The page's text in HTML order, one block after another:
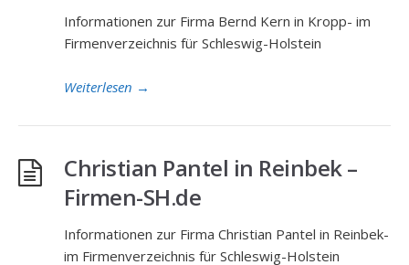
Informationen zur Firma Bernd Kern in Kropp- im
Firmenverzeichnis für Schleswig-Holstein
Weiterlesen →
Christian Pantel in Reinbek –
Firmen-SH.de
Informationen zur Firma Christian Pantel in Reinbek-
im Firmenverzeichnis für Schleswig-Holstein